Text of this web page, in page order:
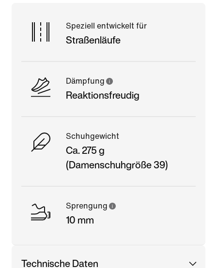
Speziell entwickelt für
Straßenläufe
Dämpfung
Reaktionsfreudig
Schuhgewicht
Ca. 275 g
(Damenschuhgröße 39)
Sprengung
10 mm
Technische Daten